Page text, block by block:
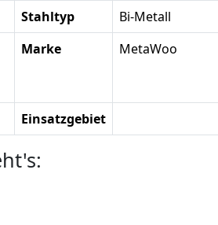
Stahltyp
Bi-Metall
Marke MetaWoo
Einsatzgebiet